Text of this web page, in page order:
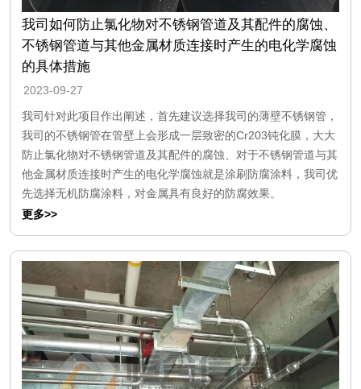
我司如何防止氯化物对不锈钢管道及其配件的腐蚀、
不锈钢管道与其他金属材质连接时产生的电化学腐蚀
的具体措施
2023-09-27
我司针对此项目作出阐述，首先建议选择我司的薄壁不锈钢管，
我司的不锈钢管在管壁上会形成一层致密的Cr203钝化膜，大大
防止氯化物对不锈钢管道及其配件的腐蚀、对于不锈钢管道与其
他金属材质连接时产生的电化学腐蚀就是涂刷防腐涂料，我司优
先选择无机防腐涂料，对金属具有良好的防腐效果。
更多>>